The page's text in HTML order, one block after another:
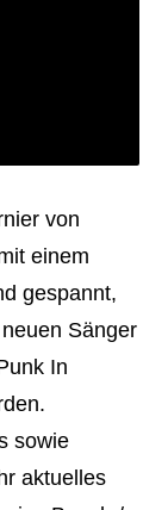
von
einem
gespannt,
Sänger
In
sowie
aktuelles